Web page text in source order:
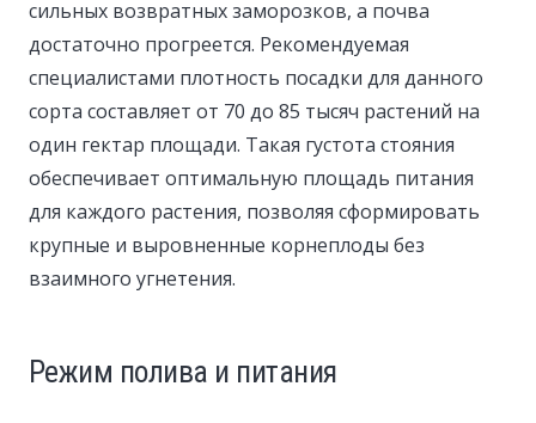
сильных возвратных заморозков, а почва
достаточно прогреется. Рекомендуемая
специалистами плотность посадки для данного
сорта составляет от 70 до 85 тысяч растений на
один гектар площади. Такая густота стояния
обеспечивает оптимальную площадь питания
для каждого растения, позволяя сформировать
крупные и выровненные корнеплоды без
взаимного угнетения.
Режим полива и питания